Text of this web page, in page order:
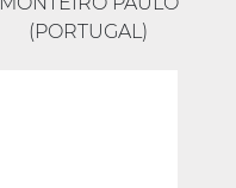
(PORTUGAL)